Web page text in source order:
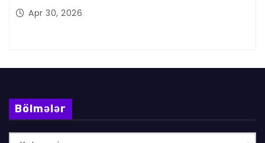
Apr 30, 2026
Bölmələr